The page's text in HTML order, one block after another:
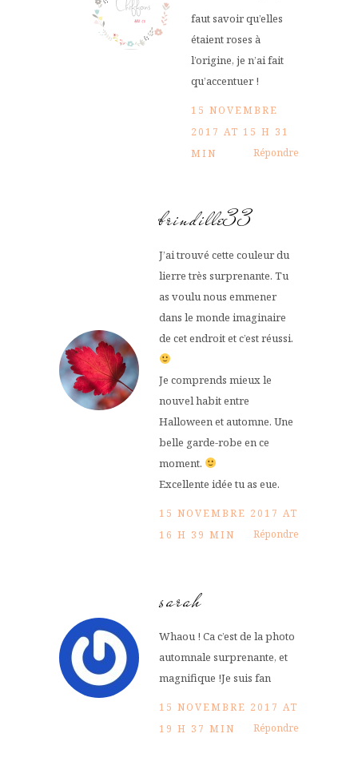
faut savoir qu’elles
étaient roses à
l’origine, je n’ai fait
qu’accentuer !
15 NOVEMBRE
2017 AT 15 H 31
MIN
Répondre
brindille33
J’ai trouvé cette couleur du
lierre très surprenante. Tu
as voulu nous emmener
dans le monde imaginaire
de cet endroit et c’est réussi.
Je comprends mieux le
nouvel habit entre
Halloween et automne. Une
belle garde-robe en ce
moment.
Excellente idée tu as eue.
15 NOVEMBRE 2017 AT
16 H 39 MIN
Répondre
sarah
Whaou ! Ca c’est de la photo
automnale surprenante, et
magnifique !Je suis fan
15 NOVEMBRE 2017 AT
19 H 37 MIN
Répondre